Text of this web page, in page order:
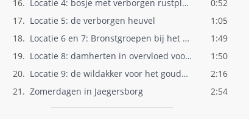
16.
Locatie 4: bosje met verborgen rustplaat..
0:52
17. Locatie 5: de verborgen heuvel
1:05
18.
Locatie 6 en 7: Bronstgroepen bij het Ka..
1:49
19.
Locatie 8: damherten in overvloed voor h..
1:50
20.
Locatie 9: de wildakker voor het gouden ..
2:16
21. Zomerdagen in Jaegersborg 2:54